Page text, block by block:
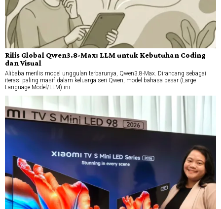
Rilis Global Qwen3.8-Max: LLM untuk Kebutuhan Coding
dan Visual
Alibaba merilis model unggulan terbarunya, Qwen3.8-Max. Dirancang sebagai
iterasi paling masif dalam keluarga seri Qwen, model bahasa besar (Large
Language Model/LLM) ini